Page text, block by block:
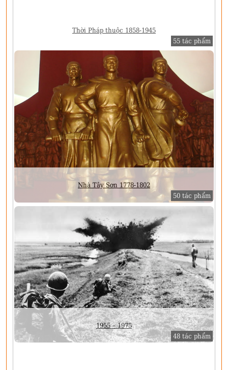
Thời Pháp thuộc 1858-1945
55 tác phẩm
Nhà Tây Sơn 1778-1802
50 tác phẩm
1955 – 1975
48 tác phẩm